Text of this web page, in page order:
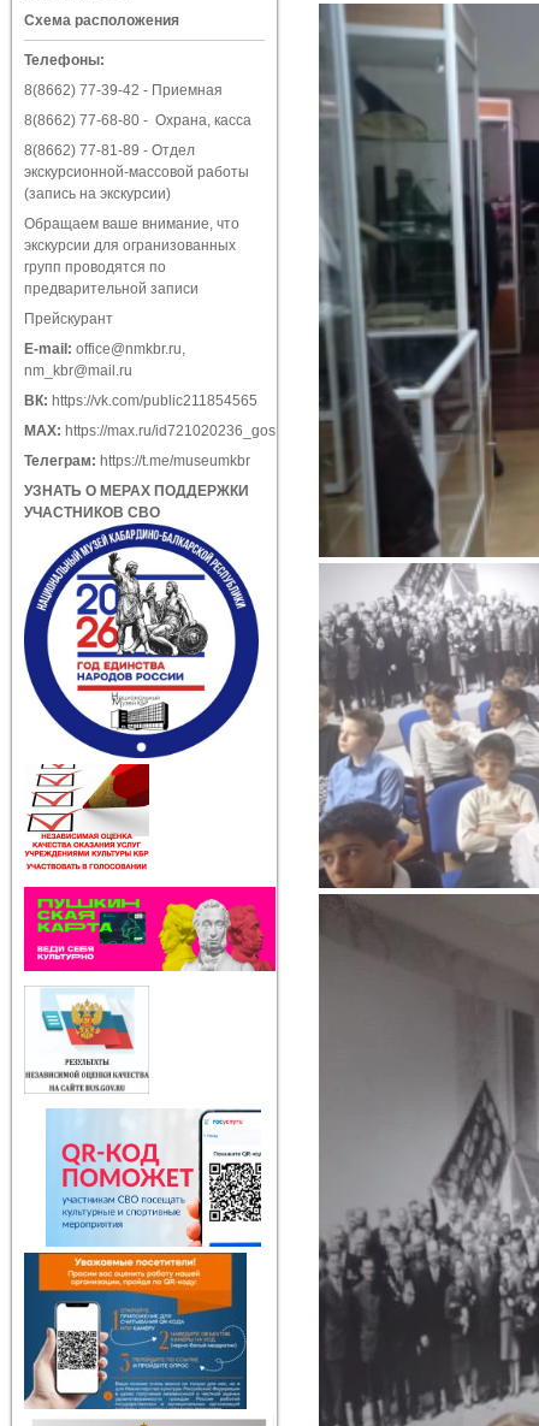
Схема расположения
Телефоны:
8(8662) 77-39-42 - Приемная
8(8662) 77-68-80 - Охрана, касса
8(8662) 77-81-89 - Отдел
экскурсионной-массовой работы
(запись на экскурсии)
Обращаем ваше внимание, что
экскурсии для огранизованных
групп проводятся по
предварительной записи
Прейскурант
E-mail: office@nmkbr.ru,
nm_kbr@mail.ru
ВК: https://vk.com/public211854565
МАХ: https://max.ru/id721020236_gos
Телеграм: https://t.me/museumkbr
УЗНАТЬ О МЕРАХ ПОДДЕРЖКИ
УЧАСТНИКОВ СВО